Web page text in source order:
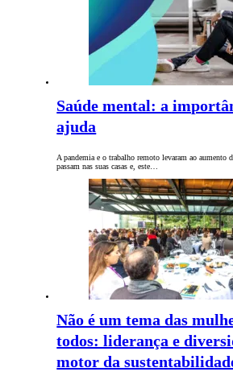
Saúde mental: a
ajuda
A pandemia e o trabalho remoto levaram ao aumento
passam nas suas casas e, este…
Não é um tema das
todos: liderança e
motor da